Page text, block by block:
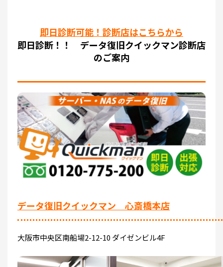
即日診断可能！診断店はこちらから
即日診断！！ データ復旧クイックマン診断店
のご案内
データ復旧クイックマン 心斎橋本店
大阪市中央区南船場2-12-10 ダイゼンビル4F